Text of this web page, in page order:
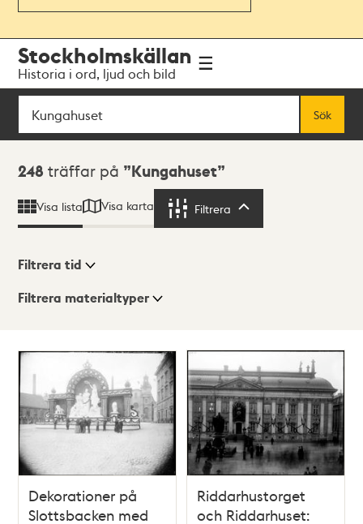
navigationen
huvudinnehållet
Stockholmskällan
Historia i ord, ljud och bild
Sök
Sök
Sökresultat
248 träffar på Kungahuset
Visa lista Visa karta Filtrera
Visningsläge
Filtrera tid
Filtrera materialtyper
248träffar
Dekorationer på
Slottsbacken med
Riddarhustorget
och Riddarhuset: